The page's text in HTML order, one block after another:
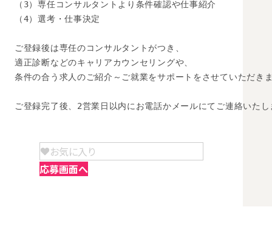
（3）専任コンサルタントより条件確認や仕事紹介
（4）選考・仕事決定
ご登録後は専任のコンサルタントがつき、
適正診断などのキャリアカウンセリングや、
条件の合う求人のご紹介～ご就業をサポートをさせていただき
ご登録完了後、2営業日以内にお電話かメールにてご連絡いたし
お気に入り
応募画面へ